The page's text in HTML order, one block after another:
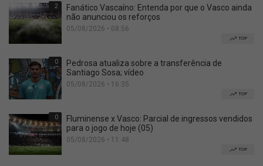
2
Fanático Vascaíno: Entenda por que o Vasco ainda
não anunciou os reforços
05/08/2026 • 08:56
TOP
0
Pedrosa atualiza sobre a transferência de
Santiago Sosa; vídeo
05/08/2026 • 16:35
TOP
0
Fluminense x Vasco: Parcial de ingressos vendidos
para o jogo de hoje (05)
05/08/2026 • 11:48
TOP